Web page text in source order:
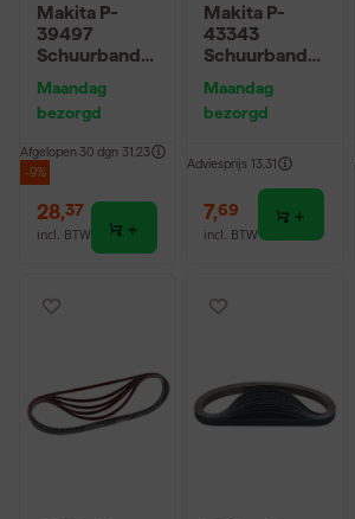
Makita P-
39497
Schuurband
Blue
Maandag
bezorgd
Afgelopen 30 dgn 31,23
-9%
28,37
incl. BTW
Makita P-
43343
Schuurband
x 533mm (5st)
Maandag
bezorgd
Adviesprijs 13,31
7,69
incl. BTW